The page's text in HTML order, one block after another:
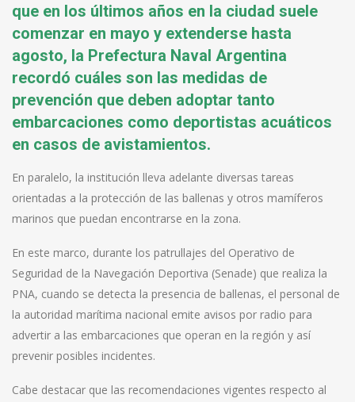
que en los últimos años en la ciudad suele
comenzar en mayo y extenderse hasta
agosto, la Prefectura Naval Argentina
recordó cuáles son las medidas de
prevención que deben adoptar tanto
embarcaciones como deportistas acuáticos
en casos de avistamientos.
En paralelo, la institución lleva adelante diversas tareas
orientadas a la protección de las ballenas y otros mamíferos
marinos que puedan encontrarse en la zona.
En este marco, durante los patrullajes del Operativo de
Seguridad de la Navegación Deportiva (Senade) que realiza la
PNA, cuando se detecta la presencia de ballenas, el personal de
la autoridad marítima nacional emite avisos por radio para
advertir a las embarcaciones que operan en la región y así
prevenir posibles incidentes.
Cabe destacar que las recomendaciones vigentes respecto al